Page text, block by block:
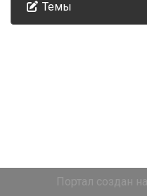
Темы
Портал создан